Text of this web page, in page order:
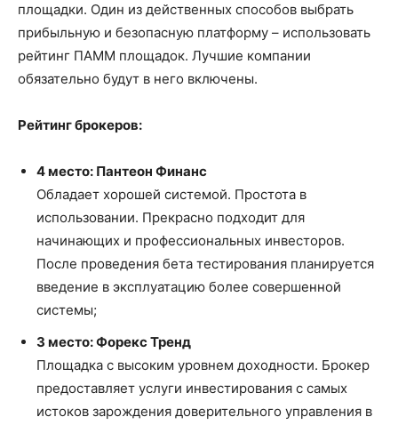
площадки. Один из действенных способов выбрать
прибыльную и безопасную платформу – использовать
рейтинг ПАММ площадок. Лучшие компании
обязательно будут в него включены.
Рейтинг брокеров:
4 место: Пантеон Финанс
Обладает хорошей системой. Простота в
использовании. Прекрасно подходит для
начинающих и профессиональных инвесторов.
После проведения бета тестирования планируется
введение в эксплуатацию более совершенной
системы;
3 место: Форекс Тренд
Площадка с высоким уровнем доходности. Брокер
предоставляет услуги инвестирования с самых
истоков зарождения доверительного управления в